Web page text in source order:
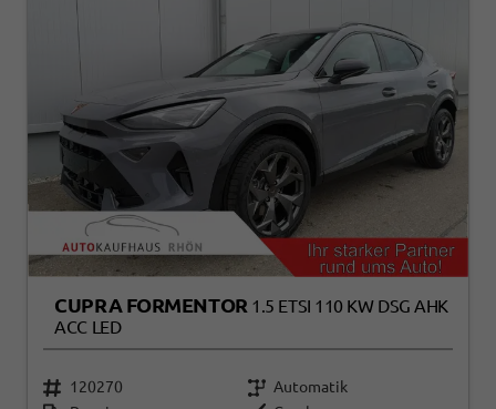
CUPRA FORMENTOR 1.5 ETSI 110 KW DSG AHK
ACC LED
120270
Automatik